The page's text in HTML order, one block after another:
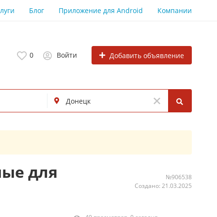
Блог Приложение для Android Компании
0 Войти Добавить объявление
для
№906538
Создано: 21.03.2025